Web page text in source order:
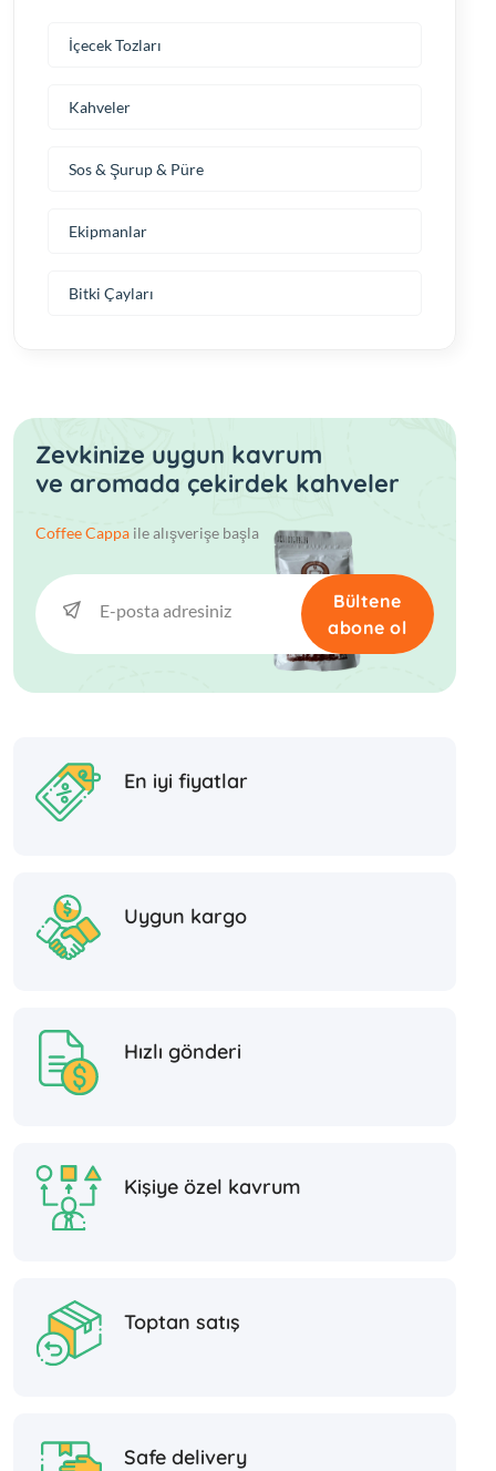
İçecek Tozları
Kahveler
Sos & Şurup & Püre
Ekipmanlar
Bitki Çayları
Zevkinize uygun kavrum
ve aromada çekirdek kahveler
Coffee Cappa ile alışverişe başla
Bültene
abone ol
En iyi fiyatlar
Uygun kargo
Hızlı gönderi
Kişiye özel kavrum
Toptan satış
Safe delivery